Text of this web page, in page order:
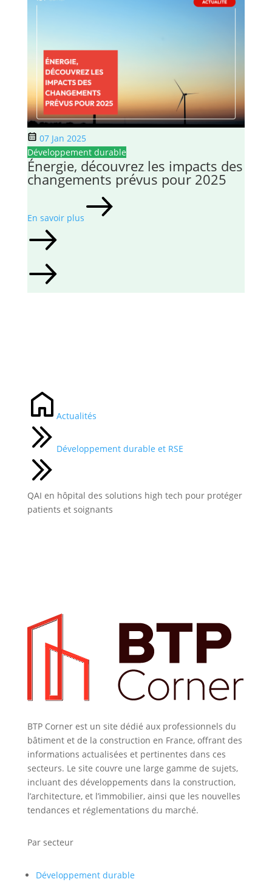
07 Jan 2025
Développement durable
Énergie, découvrez les impacts des
changements prévus pour 2025
En savoir plus
Actualités
Développement durable et RSE
QAI en hôpital des solutions high tech pour protéger
patients et soignants
BTP Corner est un site dédié aux professionnels du
bâtiment et de la construction en France, offrant des
informations actualisées et pertinentes dans ces
secteurs. Le site couvre une large gamme de sujets,
incluant des développements dans la construction,
l’architecture, et l’immobilier, ainsi que les nouvelles
tendances et réglementations du marché.
Par secteur
Développement durable